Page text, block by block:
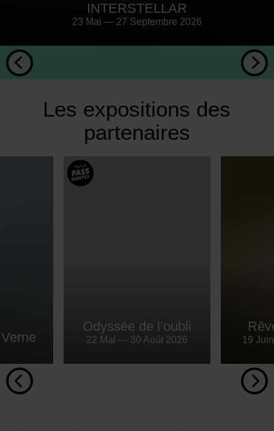
INTERSTELLAR
23 Mai — 27 Septembre 2026
Les expositions des
partenaires
Odyssée de l’oubli
22 Mai — 30 Août 2026 19